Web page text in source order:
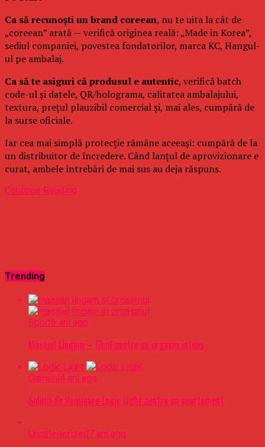
Ca să recunoști un brand coreean, nu te uita la cât de
„coreean” arată — verifică originea reală: „Made in Korea”,
sediul companiei, povestea fondatorilor, marca KC, Hangul-
ul pe ambalaj.
Ca să te asiguri că produsul e autentic, verifică batch
code-ul și datele, QR/holograma, calitatea ambalajului,
textura, prețul plauzibil comercial și, mai ales, cumpără de
la surse oficiale.
Iar cea mai simplă protecție rămâne aceeași: cumpără de la
un distribuitor de încredere. Când lanțul de aprovizionare e
curat, ambele întrebări de mai sus au deja răspuns.
Continue Reading
Trending
Sport6 ani ago
Masajul Lingam – Ghid pentru un orgasm intens
Oameni4 ani ago
Soluții de iluminare Logic Light pentru un apartament
Uncategorized7 ani ago